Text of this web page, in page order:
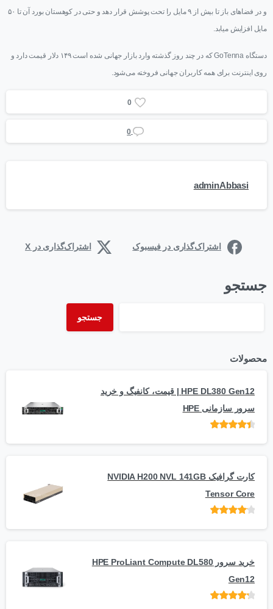
و در فضاهای باز تا بیش از ۹ مایل را تحت پوشش قرار دهد و حتی در کوهستان بورد آن تا ۵۰
مایل افزایش میابد.
دستگاه GoTenna که در چند روز گذشته وارد بازار جهانی شده است ۱۴۹ دلار قیمت دارد و
روی اینترنت برای همه کاربران جهانی فروخته می‌شود.
0
0
adminAbbasi
اشتراک‌گذاری در فیسبوک اشتراک‌گذاری در X
جستجو
جستجو
محصولات
HPE DL380 Gen12 | قیمت، کانفیگ و خرید
سرور سازمانی HPE
کارت گرافیک NVIDIA H200 NVL 141GB
Tensor Core
5
خرید سرور HPE ProLiant Compute DL580
Gen12